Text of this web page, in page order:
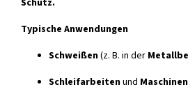
Schutz.
Typische Anwendungen
Schweißen(z. B. in der
Schleifarbeitenund